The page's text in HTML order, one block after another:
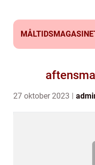
27 oktober 2023